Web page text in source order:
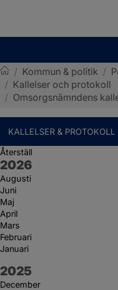
Sotenäs kommun
/ Kommun & politik /
/ Kallelser och protokoll
/ Omsorgsnämndens
KALLELSER & PROTOKOLL
Återställ
År:
2026
Augusti
Juni
Maj
April
Mars
Februari
Januari
År:
2025
December